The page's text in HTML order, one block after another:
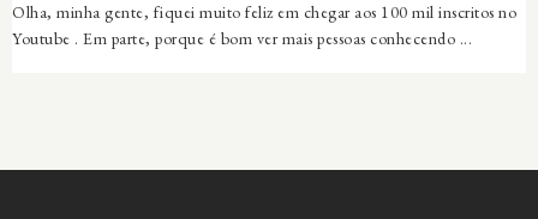
Olha, minha gente, fiquei muito feliz em chegar aos 100 mil inscritos no
Youtube . Em parte, porque é bom ver mais pessoas conhecendo ...